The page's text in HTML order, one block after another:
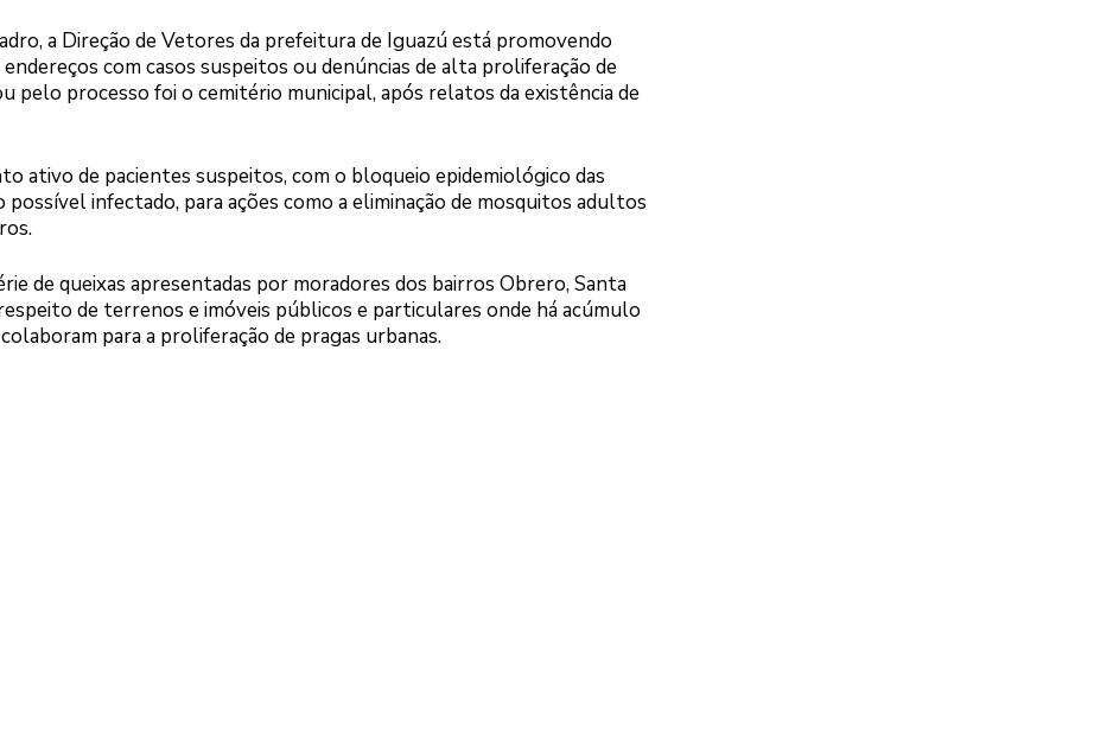
a Direção de Vetores da prefeitura de Iguazú está promovendo
com casos suspeitos ou denúncias de alta proliferação de
pelo processo foi o cemitério municipal, após relatos da existência de
ativo de pacientes suspeitos, com o bloqueio epidemiológico das
infectado, para ações como a eliminação de mosquitos adultos
de queixas apresentadas por moradores dos bairros Obrero, Santa
de terrenos e imóveis públicos e particulares onde há acúmulo
para a proliferação de pragas urbanas.